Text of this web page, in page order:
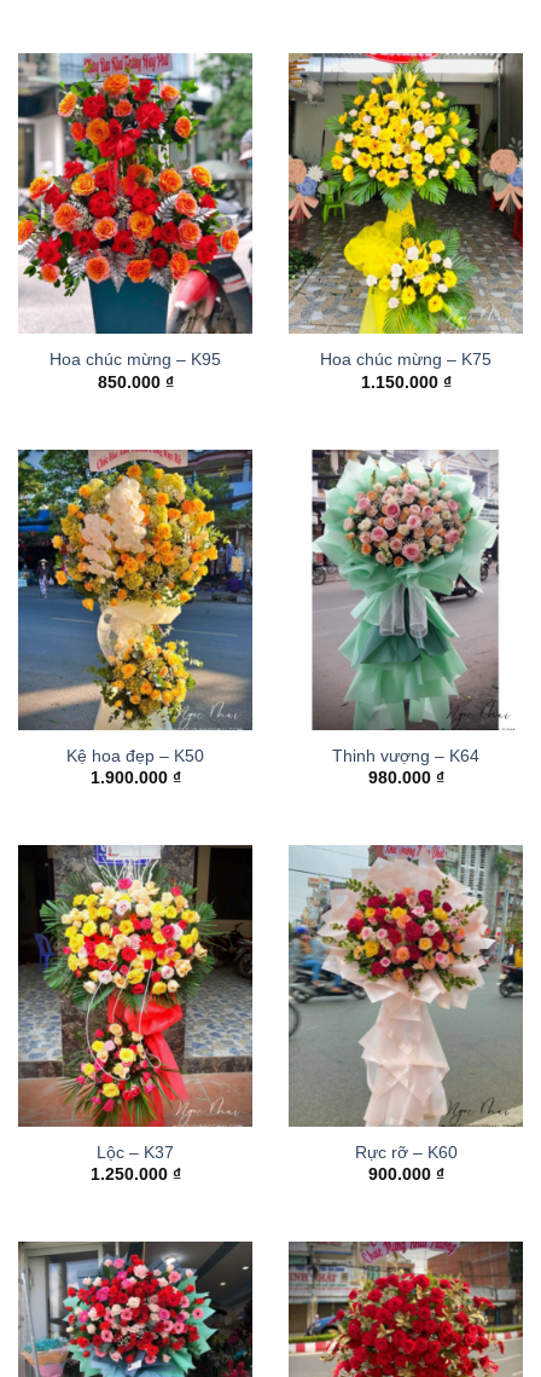
Hoa chúc mừng – K95
850.000 ₫
Hoa chúc mừng – K75
1.150.000 ₫
Kệ hoa đẹp – K50
1.900.000 ₫
Thinh vượng – K64
980.000 ₫
Lộc – K37
1.250.000 ₫
Rực rỡ – K60
900.000 ₫